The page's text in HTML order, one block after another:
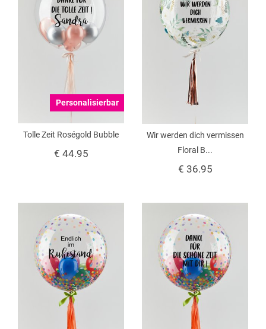
Personalisierbar
Tolle Zeit Roségold Bubble
€ 44.95
Wir werden dich vermissen
Floral B...
€ 36.95